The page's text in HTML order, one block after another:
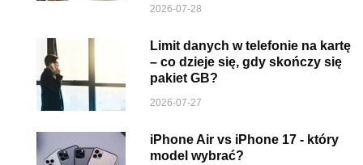
2026-07-28
Limit danych w telefonie na kartę
– co dzieje się, gdy skończy się
pakiet GB?
2026-07-27
iPhone Air vs iPhone 17 - który
model wybrać?